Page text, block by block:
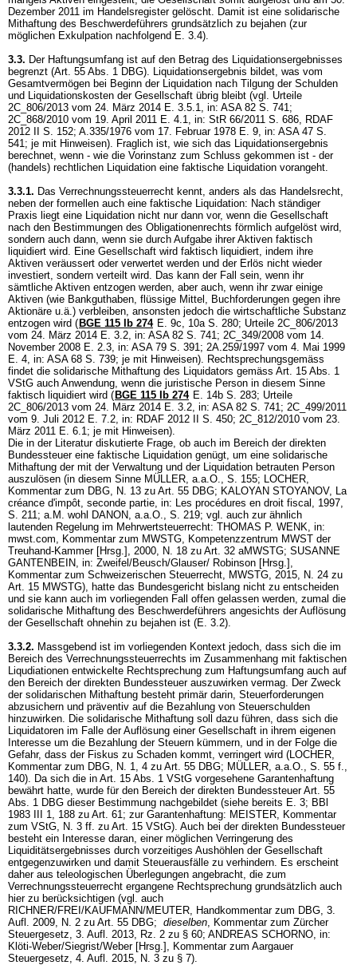
Dezember 2011 im Handelsregister gelöscht. Damit ist eine solidarische
Mithaftung des Beschwerdeführers grundsätzlich zu bejahen (zur
möglichen Exkulpation nachfolgend E. 3.4).
3.3. Der Haftungsumfang ist auf den Betrag des Liquidationsergebnisses
begrenzt (Art. 55 Abs. 1 DBG). Liquidationsergebnis bildet, was vom
Gesamtvermögen bei Beginn der Liquidation nach Tilgung der Schulden
und Liquidationskosten der Gesellschaft übrig bleibt (vgl. Urteile
2C_806/2013 vom 24. März 2014 E. 3.5.1, in: ASA 82 S. 741;
2C_868/2010 vom 19. April 2011 E. 4.1, in: StR 66/2011 S. 686, RDAF
2012 II S. 152; A.335/1976 vom 17. Februar 1978 E. 9, in: ASA 47 S.
541; je mit Hinweisen). Fraglich ist, wie sich das Liquidationsergebnis
berechnet, wenn - wie die Vorinstanz zum Schluss gekommen ist - der
(handels) rechtlichen Liquidation eine faktische Liquidation vorangeht.
3.3.1. Das Verrechnungssteuerrecht kennt, anders als das Handelsrecht,
neben der formellen auch eine faktische Liquidation: Nach ständiger
Praxis liegt eine Liquidation nicht nur dann vor, wenn die Gesellschaft
nach den Bestimmungen des Obligationenrechts förmlich aufgelöst wird,
sondern auch dann, wenn sie durch Aufgabe ihrer Aktiven faktisch
liquidiert wird. Eine Gesellschaft wird faktisch liquidiert, indem ihre
Aktiven veräussert oder verwertet werden und der Erlös nicht wieder
investiert, sondern verteilt wird. Das kann der Fall sein, wenn ihr
sämtliche Aktiven entzogen werden, aber auch, wenn ihr zwar einige
Aktiven (wie Bankguthaben, flüssige Mittel, Buchforderungen gegen ihre
Aktionäre u.ä.) verbleiben, ansonsten jedoch die wirtschaftliche Substanz
entzogen wird ( BGE 115 Ib 274 E. 9c, 10a S. 280; Urteile 2C_806/2013
vom 24. März 2014 E. 3.2, in: ASA 82 S. 741; 2C_349/2008 vom 14.
November 2008 E. 2.3, in: ASA 79 S. 391; 2A.259/1997 vom 4. Mai 1999
E. 4, in: ASA 68 S. 739; je mit Hinweisen). Rechtsprechungsgemäss
findet die solidarische Mithaftung des Liquidators gemäss Art. 15 Abs. 1
VStG auch Anwendung, wenn die juristische Person in diesem Sinne
faktisch liquidiert wird ( BGE 115 Ib 274 E. 14b S. 283; Urteile
2C_806/2013 vom 24. März 2014 E. 3.2, in: ASA 82 S. 741; 2C_499/2011
vom 9. Juli 2012 E. 7.2, in: RDAF 2012 II S. 450; 2C_812/2010 vom 23.
März 2011 E. 6.1; je mit Hinweisen).
Die in der Literatur diskutierte Frage, ob auch im Bereich der direkten
Bundessteuer eine faktische Liquidation genügt, um eine solidarische
Mithaftung der mit der Verwaltung und der Liquidation betrauten Person
auszulösen (in diesem Sinne MÜLLER, a.a.O., S. 155; LOCHER,
Kommentar zum DBG, N. 13 zu Art. 55 DBG; KALOYAN STOYANOV, La
créance d'impôt, seconde partie, in: Les procédures en droit fiscal, 1997,
S. 211; a.M. wohl DANON, a.a.O., S. 219; vgl. auch zur ähnlich
lautenden Regelung im Mehrwertsteuerrecht: THOMAS P. WENK, in:
mwst.com, Kommentar zum MWSTG, Kompetenzzentrum MWST der
Treuhand-Kammer [Hrsg.], 2000, N. 18 zu Art. 32 aMWSTG; SUSANNE
GANTENBEIN, in: Zweifel/Beusch/Glauser/ Robinson [Hrsg.],
Kommentar zum Schweizerischen Steuerrecht, MWSTG, 2015, N. 24 zu
Art. 15 MWSTG), hatte das Bundesgericht bislang nicht zu entscheiden
und sie kann auch im vorliegenden Fall offen gelassen werden, zumal die
solidarische Mithaftung des Beschwerdeführers angesichts der Auflösung
der Gesellschaft ohnehin zu bejahen ist (E. 3.2).
3.3.2. Massgebend ist im vorliegenden Kontext jedoch, dass sich die im
Bereich des Verrechnungssteuerrechts im Zusammenhang mit faktischen
Liqudiationen entwickelte Rechtsprechung zum Haftungsumfang auch auf
den Bereich der direkten Bundessteuer auszuwirken vermag. Der Zweck
der solidarischen Mithaftung besteht primär darin, Steuerforderungen
abzusichern und präventiv auf die Bezahlung von Steuerschulden
hinzuwirken. Die solidarische Mithaftung soll dazu führen, dass sich die
Liquidatoren im Falle der Auflösung einer Gesellschaft in ihrem eigenen
Interesse um die Bezahlung der Steuern kümmern, und in der Folge die
Gefahr, dass der Fiskus zu Schaden kommt, verringert wird (LOCHER,
Kommentar zum DBG, N. 1, 4 zu Art. 55 DBG; MÜLLER, a.a.O., S. 55 f.,
140). Da sich die in Art. 15 Abs. 1 VStG vorgesehene Garantenhaftung
bewährt hatte, wurde für den Bereich der direkten BundessteuerArt. 55
Abs. 1 DBG dieser Bestimmung nachgebildet (siehe bereits E. 3; BBl
1983 III 1, 188 zu Art. 61; zur Garantenhaftung: MEISTER, Kommentar
zum VStG, N. 3 ff. zu Art. 15 VStG). Auch bei der direkten Bundessteuer
besteht ein Interesse daran, einer möglichen Verringerung des
Liquiditätsergebnisses durch vorzeitiges Aushöhlen der Gesellschaft
entgegenzuwirken und damit Steuerausfälle zu verhindern. Es erscheint
daher aus teleologischen Überlegungen angebracht, die zum
Verrechnungssteuerrecht ergangene Rechtsprechung grundsätzlich auch
hier zu berücksichtigen (vgl. auch
RICHNER/FREI/KAUFMANN/MEUTER, Handkommentar zum DBG, 3.
Aufl. 2009, N. 2 zu Art. 55 DBG; dieselben, Kommentar zum Zürcher
Steuergesetz, 3. Aufl. 2013, Rz. 2 zu § 60; ANDREAS SCHORNO, in:
Klöti-Weber/Siegrist/Weber [Hrsg.], Kommentar zum Aargauer
Steuergesetz, 4. Aufl. 2015, N. 3 zu § 7).